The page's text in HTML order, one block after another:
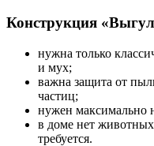
Конструкция
нужна только
и мух;
важна защита от
частиц;
нужен максимально
в доме нет
требуется.